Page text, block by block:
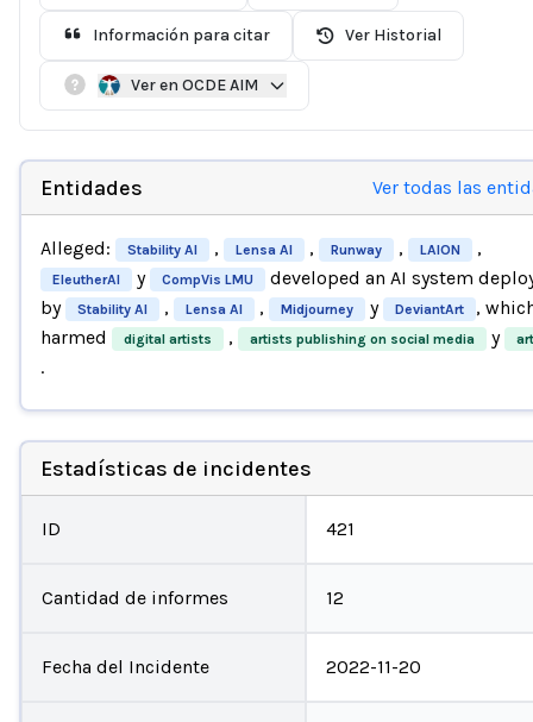
Información para citar Ver Historial
Ver en OCDE AIM
Entidades Ver todas las
Alleged: Stability AI , Lensa AI , Runway , LAION ,
EleutherAI y CompVis LMU
developed an AI system
by
Stability AI , Lensa AI , Midjourney y DeviantArt
,
harmed
digital artists , artists publishing on social media y
.
Estadísticas de incidentes
ID 421
Cantidad de informes 12
Fecha del Incidente 2022-11-20